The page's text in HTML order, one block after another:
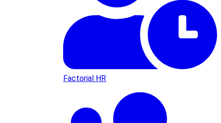
Factorial HR